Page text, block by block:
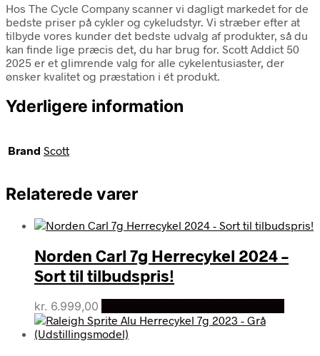
Hos The Cycle Company scanner vi dagligt markedet for de
bedste priser på cykler og cykeludstyr. Vi stræber efter at
tilbyde vores kunder det bedste udvalg af produkter, så du
kan finde lige præcis det, du har brug for. Scott Addict 50
2025 er et glimrende valg for alle cykelentusiaster, der
ønsker kvalitet og præstation i ét produkt.
Yderligere information
Brand Scott
Relaterede varer
Norden Carl 7g Herrecykel 2024 –
Sort til tilbudspris!
kr. 6.999,00